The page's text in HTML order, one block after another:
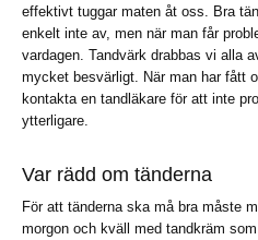
effektivt tuggar maten åt oss. Bra
enkelt inte av, men när man får
vardagen. Tandvärk drabbas vi alla
mycket besvärligt. När man har fått
kontakta en tandläkare för att inte
ytterligare.
Var rädd om tänderna
För att tänderna ska må bra måste
morgon och kväll med tandkräm